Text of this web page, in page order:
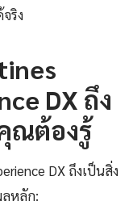
ริง
DX ถึง
ณต้องรู้
DX ถึงเป็นสิ่ง
หลัก: